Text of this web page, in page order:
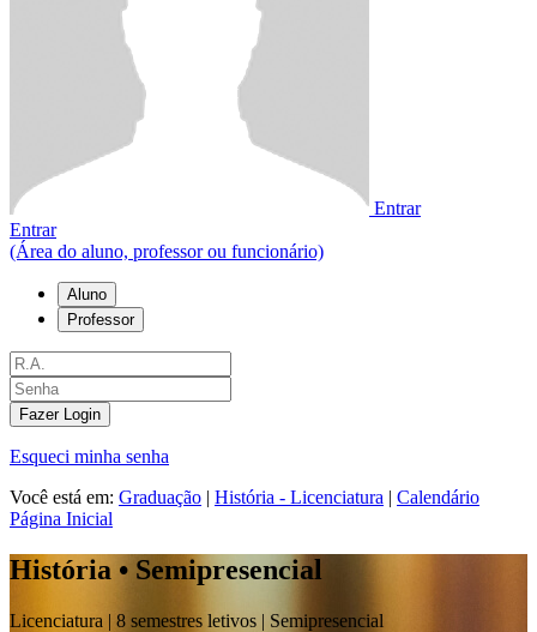
Entrar
Entrar
(Área do aluno, professor ou funcionário)
Aluno
Professor
Fazer Login
Esqueci minha senha
Você está em: Graduação | História - Licenciatura | Calendário
Página Inicial
História • Semipresencial
Licenciatura | 8 semestres letivos | Semipresencial